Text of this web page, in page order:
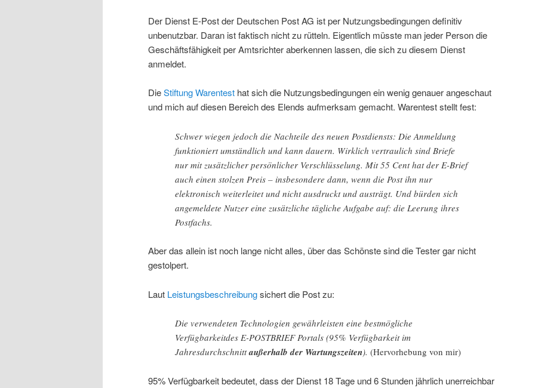
Der Dienst E-Post der Deutschen Post AG ist per Nutzungsbedingungen definitiv
unbenutzbar. Daran ist faktisch nicht zu rütteln. Eigentlich müsste man jeder Person die
Geschäftsfähigkeit per Amtsrichter aberkennen lassen, die sich zu diesem Dienst
anmeldet.
DieStiftung Warentest hat sich die Nutzungsbedingungen ein wenig genauer angeschaut
und mich auf diesen Bereich des Elends aufmerksam gemacht. Warentest stellt fest:
Schwer wiegen jedoch die Nachteile des neuen Postdiensts: Die Anmeldung
funktioniert umständlich und kann dauern. Wirklich vertraulich sind Briefe
nur mit zusätzlicher persönlicher Verschlüsselung. Mit 55 Cent hat der E-Brief
auch einen stolzen Preis – insbesondere dann, wenn die Post ihn nur
elektronisch weiterleitet und nicht ausdruckt und austrägt. Und bürden sich
angemeldete Nutzer eine zusätzliche tägliche Aufgabe auf: die Leerung ihres
Postfachs.
Aber das allein ist noch lange nicht alles, über das Schönste sind die Tester gar nicht
gestolpert.
Laut Leistungsbeschreibungsichert die Post zu:
Die verwendeten Technologien gewährleisten eine bestmögliche
Verfügbarkeitdes E-POSTBRIEF Portals (95% Verfügbarkeit im
Jahresdurchschnittaußerhalb der Wartungszeiten). (Hervorhebung von mir)
95% Verfügbarkeit bedeutet, dass der Dienst 18 Tage und 6 Stunden jährlich unerreichbar